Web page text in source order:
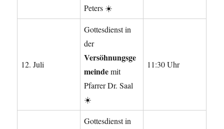
Peters ☀️
12. Juli
Gottesdienst in
der
Versöhnungsge
meindemit
Pfarrer Dr. Saal
☀️
11:30 Uhr
Gottesdienst in